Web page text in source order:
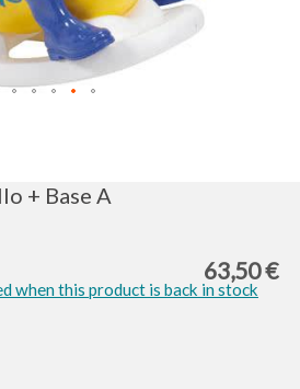
+ Base A
63,50 €
when this product is back in stock